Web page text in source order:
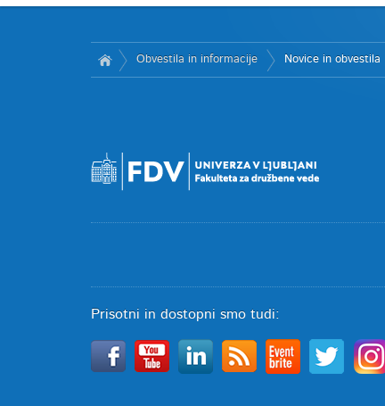
Obvestila in informacije Novice in obvestila
Prisotni in dostopni smo tudi: